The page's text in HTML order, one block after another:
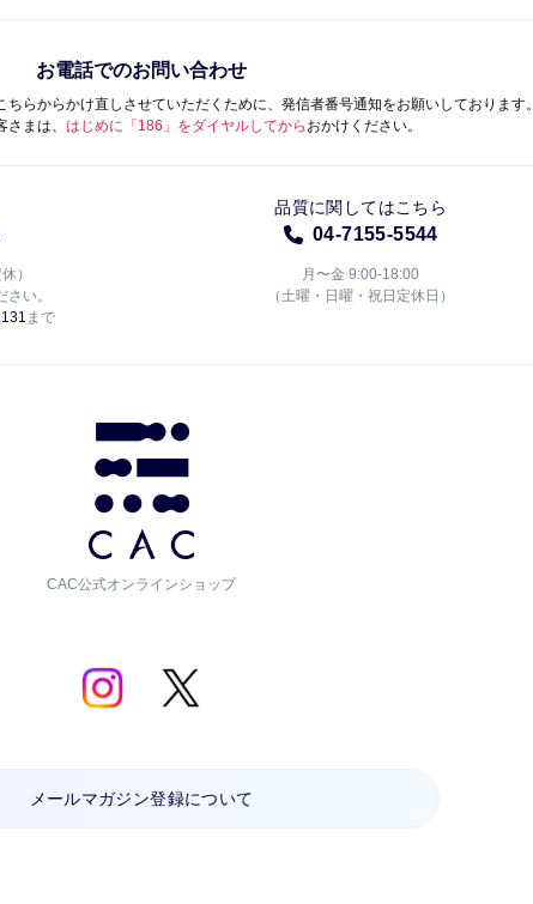
お電話でのお問い合わせ
らからかけ直しさせていただくために、発信者番号通知をお願いしております。
まは、 はじめに「186」をダイヤルしてから おかけください。
）
い。
まで
品質に関してはこちら
04-7155-5544
月〜金 9:00-18:00
（土曜・日曜・祝日定休日）
CAC公式オンラインショップ
メールマガジン登録について